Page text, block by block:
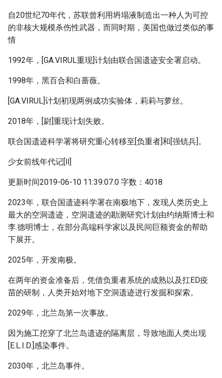
自20世纪70年代，苏联曾利用坍塌液制造出一种人为可控
的非核大规模杀伤性武器，而同时期，美国也做过类似的事
情
1992年，[GA.VIRUL重现]计划由联合国遗迹安全署启动。
1998年，黑百合和白蔷薇。
[GA.VIRUL]计划初现两例成功实验体，莉莉与萝丝。
2018年，[尉]重现计划失败。
联合国遗迹科学署将研究重心转移至[负重者]和[强铳兵]。
少女前线年代记[Ⅱ]
更新时间2019-06-10 11:39:07.0 字数：4018
2023年，联合国遗迹科学署在南极地下，发现人类历史上
最大的空洞遗迹，空洞遗迹的勘测研究计划由约纳斯博士和
李.德明博士，在部分高端科学家以及民间巨额资金的帮助
下展开。
2025年，开发南极。
在两年的资金准备后，凭借负重者系统的成熟以及扛ED疫
苗的研制，人类开始对地下空洞遗迹进行发掘和探索。
2029年，北兰岛第一次事故。
因为施工挖穿了北兰岛遗迹的隔离层，导致地面人类出现
[E.L.I.D.]感染事件。
2030年，北兰岛事件。